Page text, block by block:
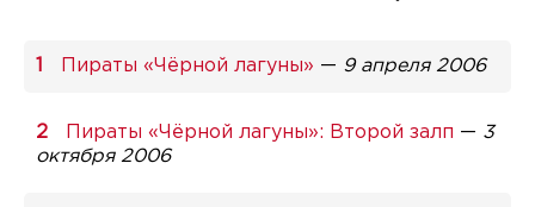
Пираты «Чёрной лагуны» — 9 апреля 2006
Пираты «Чёрной лагуны»: Второй залп — 3
октября 2006